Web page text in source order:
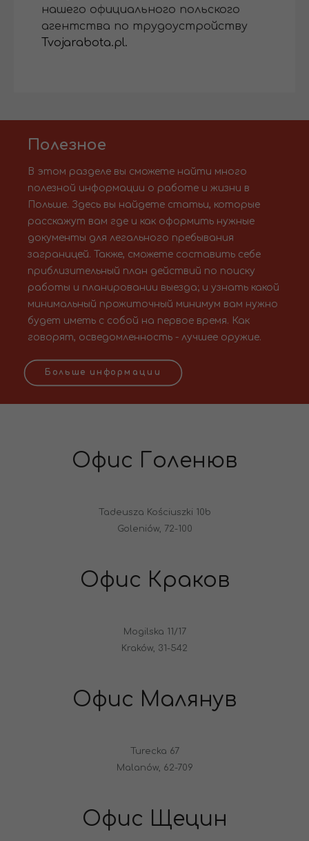
нашего официального польского
агентства по трудоустройству
Tvojarabota.pl.
Полезное
В этом разделе вы сможете найти много
полезной информации о работе и жизни в
Польше. Здесь вы найдете статьи, которые
расскажут вам где и как оформить нужные
документы для легального пребывания
заграницей. Также, сможете составить себе
приблизительный план действий по поиску
работы и планировании выезда; и узнать какой
минимальный прожиточный минимум вам нужно
будет иметь с собой на первое время. Как
говорят, осведомленность - лучшее оружие.
Больше информации
Офис Голенюв
Tadeusza Kościuszki 10b
Goleniów, 72-100
Офис Краков
Mogilska 11/17
Kraków, 31-542
Офис Малянув
Turecka 67
Malanów, 62-709
Офис Щецин